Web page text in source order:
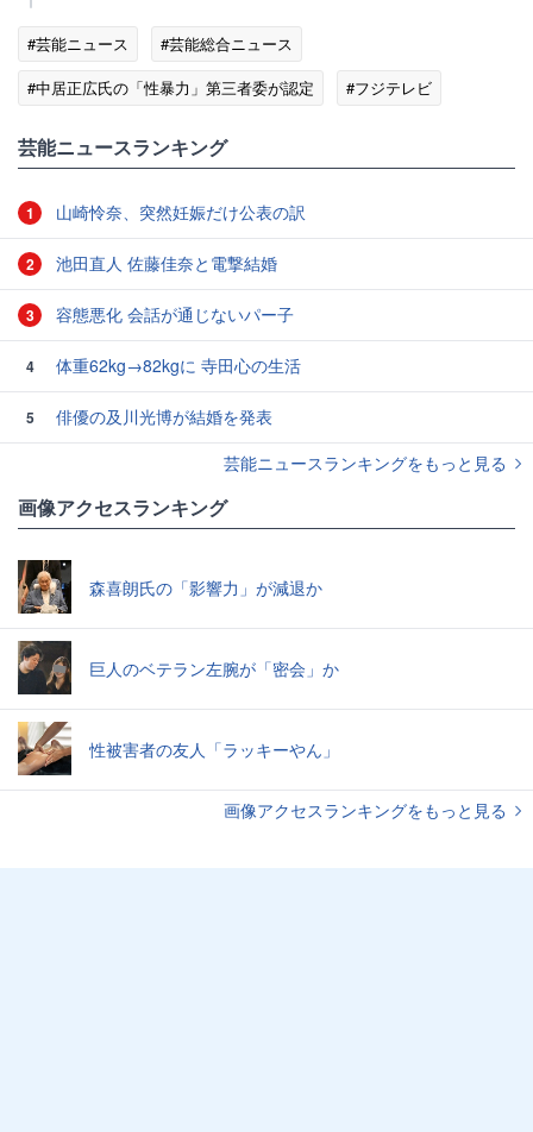
#芸能ニュース
#芸能総合ニュース
#中居正広氏の「性暴力」第三者委が認定
#フジテレビ
芸能ニュースランキング
1 山崎怜奈、突然妊娠だけ公表の訳
2 池田直人 佐藤佳奈と電撃結婚
3 容態悪化 会話が通じないパー子
4 体重62kg→82kgに 寺田心の生活
5
俳優の及川光博が結婚を発表
芸能ニュースランキングをもっと見る
画像アクセスランキング
森喜朗氏の「影響力」が減退か
巨人のベテラン左腕が「密会」か
性被害者の友人「ラッキーやん」
画像アクセスランキングをもっと見る